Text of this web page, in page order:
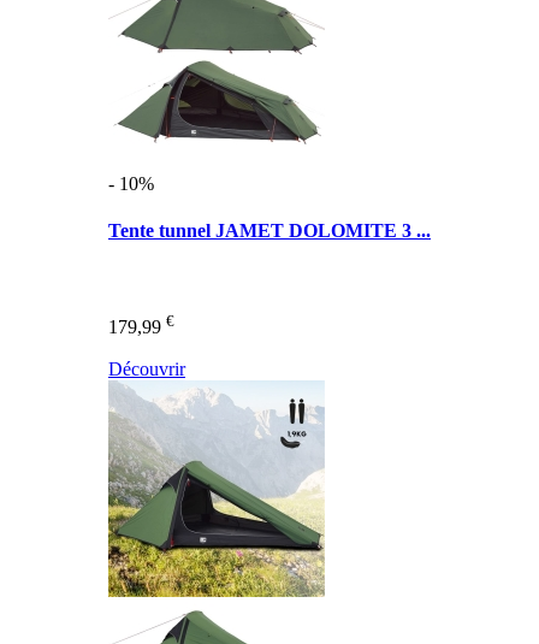
- 10%
Tente tunnel JAMET DOLOMITE 3 ...
179,99 €
Découvrir